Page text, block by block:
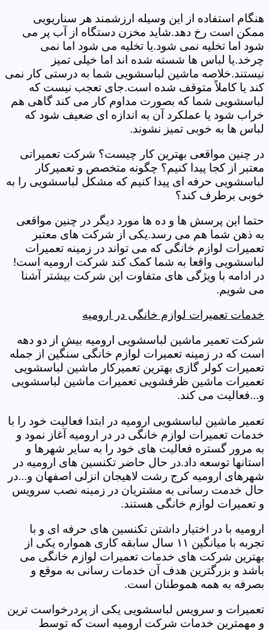
هنگام استفاده از این وسیله ارزشمند هر سناریویی
ممکن است رخ دهد.شاید مخزن دستگاه از آب پر می
شود اما تخلیه نمی شود.یا تخلیه می شود اما نمی
چرخد.یا لباس ها شسته شده اند اما خیلی تمیز
نیستند.خلاصه ماشین لباسشویی شما به درستی کار نمی
کند یا کاملاً متوقف شده است.جای تعجب نیست که
لباسشویی شما که بصورت مداوم کار می کند گاهی هم
خراب شود یا عملکرد آن به اندازه ای ضعیف شود که
لباس ها به خوبی تمیز نشوند.
در چنین مواقعی بهترین کار چیست؟ شرکت تعمیراتی
معتبر از کجا پیدا کنیم؟ چگونه متخصص و تعمیرکار
لباسشویی حرفه ای پیدا کنیم که مشکل لباسشویی را به
خوبی برطرف کند؟
حتما این پرسش ها و ده ها مورد دیگر در چنین مواقعی
به ذهن شما هم می رسد.یکی از شرکت های معتبر
تعمیرات لوازم خانگی که می تواند در زمینه تعمیرات
لباسشویی واقعا به شما کمک کند شرکت ارومیه است!
در ادامه با ویژگی های متفاوت این شرکت بیشتر آشنا
می شویم.
خدمات تعمیرات لوازم خانگی در ارومیه
شرکت تعمیر ماشین لباسشویی ارومیه بیش از دو دهه
است که در زمینه تعمیرات لوازم خانگی سنگین از جمله
تعمیرات کولر گازی بهترین تعمیرکار ماشین لباسشویی
تعمیرات ماشین ظرفشویی تعمیرات ماشین لباسشویی
و...فعالیت می کند.
تعمیر ماشین لباسشویی ارومیه در ابتدا فعالیت خود را با
خدمات تعمیرات لوازم خانگی در در ارومیه آغاز نمود و
به مرور گستره فعالیت های خود را به سایر شهرها و
استانها توسعه داد.در حال حاضر تکنسین های ارومیه در
شهرهای ارومیه کرج رشت لاهیجان انزلی اصفهان و...در
حال خدمت رسانی به مشتریان در زمینه نصب سرویس
و تعمیرات لوازم خانگی هستند.
ارومیه با در اختیار داشتن تکنسین های حرفه ای و با
تجربه با میانگین ۱۱ سال سابقه کاری همواره یکی از
بهترین شرکت های خدمات تعمیرات لوازم خانگی می
باشد و بزرگترین هدف آن خدمات رسانی به موقع و
بصرفه به همه هموطنان است.
تعمیرات و سرویس لباسشویی یکی از پردرخواست ترین
و مهمترین خدمات شرکت ارومیه است که توسط